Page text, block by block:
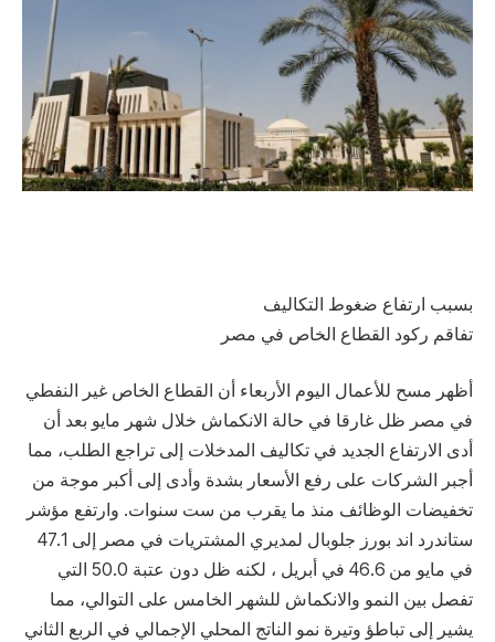
بسبب ارتفاع ضغوط التكاليف
تفاقم ركود القطاع الخاص في مصر
أظهر مسح للأعمال اليوم الأربعاء أن القطاع الخاص غير النفطي
في مصر ‌ظل غارقا في حالة الانكماش خلال شهر ​مايو بعد أن
أدى الارتفاع ⁠الجديد في تكاليف المدخلات إلى تراجع الطلب، مما
أجبر الشركات على ‌رفع الأسعار بشدة وأدى إلى أكبر موجة من
تخفيضات الوظائف منذ ما يقرب من ست سنوات. وارتفع مؤشر
ستاندرد اند بورز جلوبال لمديري المشتريات في مصر إلى 47.1
في مايو من 46.6 في أبريل ، لكنه ظل دون عتبة 50.0 التي
تفصل بين ​النمو والانكماش للشهر الخامس ⁠على التوالي، مما
يشير إلى تباطؤ وتيرة نمو الناتج المحلي الإجمالي في ‌الربع الثاني